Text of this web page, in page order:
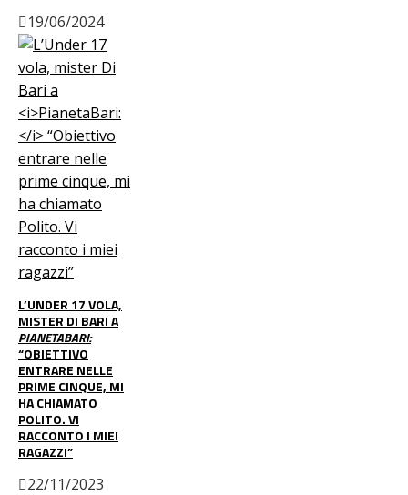
19/06/2024
L’UNDER 17 VOLA,
MISTER DI BARI A
PIANETABARI:
“OBIETTIVO
ENTRARE NELLE
PRIME CINQUE, MI
HA CHIAMATO
POLITO. VI
RACCONTO I MIEI
RAGAZZI”
22/11/2023